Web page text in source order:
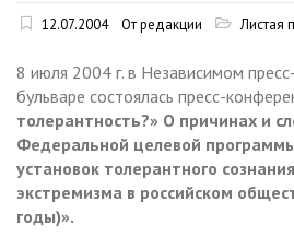
12.07.2004 От редакции Листая
8 июля 2004 г. в Независимом
бульваре состоялась пресс-
толерантность?» О причинах и
Федеральной целевой
установок толерантного
экстремизма в российском
годы)».